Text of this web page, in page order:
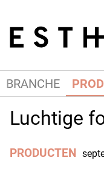
BRANCHE
Luchtige
PRODUCTEN